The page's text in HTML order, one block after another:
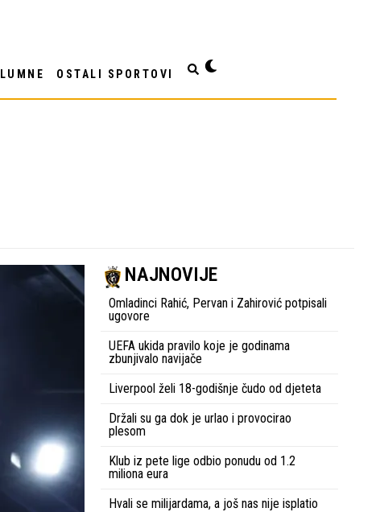
OSTALI SPORTOVI
NAJNOVIJE
Omladinci Rahić, Pervan i Zahirović potpisali
ugovore
UEFA ukida pravilo koje je godinama
zbunjivalo navijače
Liverpool želi 18-godišnje čudo od djeteta
Držali su ga dok je urlao i provocirao
plesom
Klub iz pete lige odbio ponudu od 1.2
miliona eura
Hvali se milijardama, a još nas nije isplatio